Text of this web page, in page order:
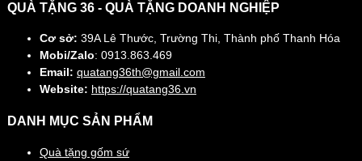
QUÀ TẶNG 36 - QUÀ TẶNG DOANH NGHIỆP
Cơ sở: 39A Lê Thước, Trường Thi, Thành phố Thanh Hóa
Mobi/Zalo: 0913.863.469
Email: quatang36th@gmail.com
Website: https://quatang36.vn
DANH MỤC SẢN PHẨM
Quà tặng gốm sứ